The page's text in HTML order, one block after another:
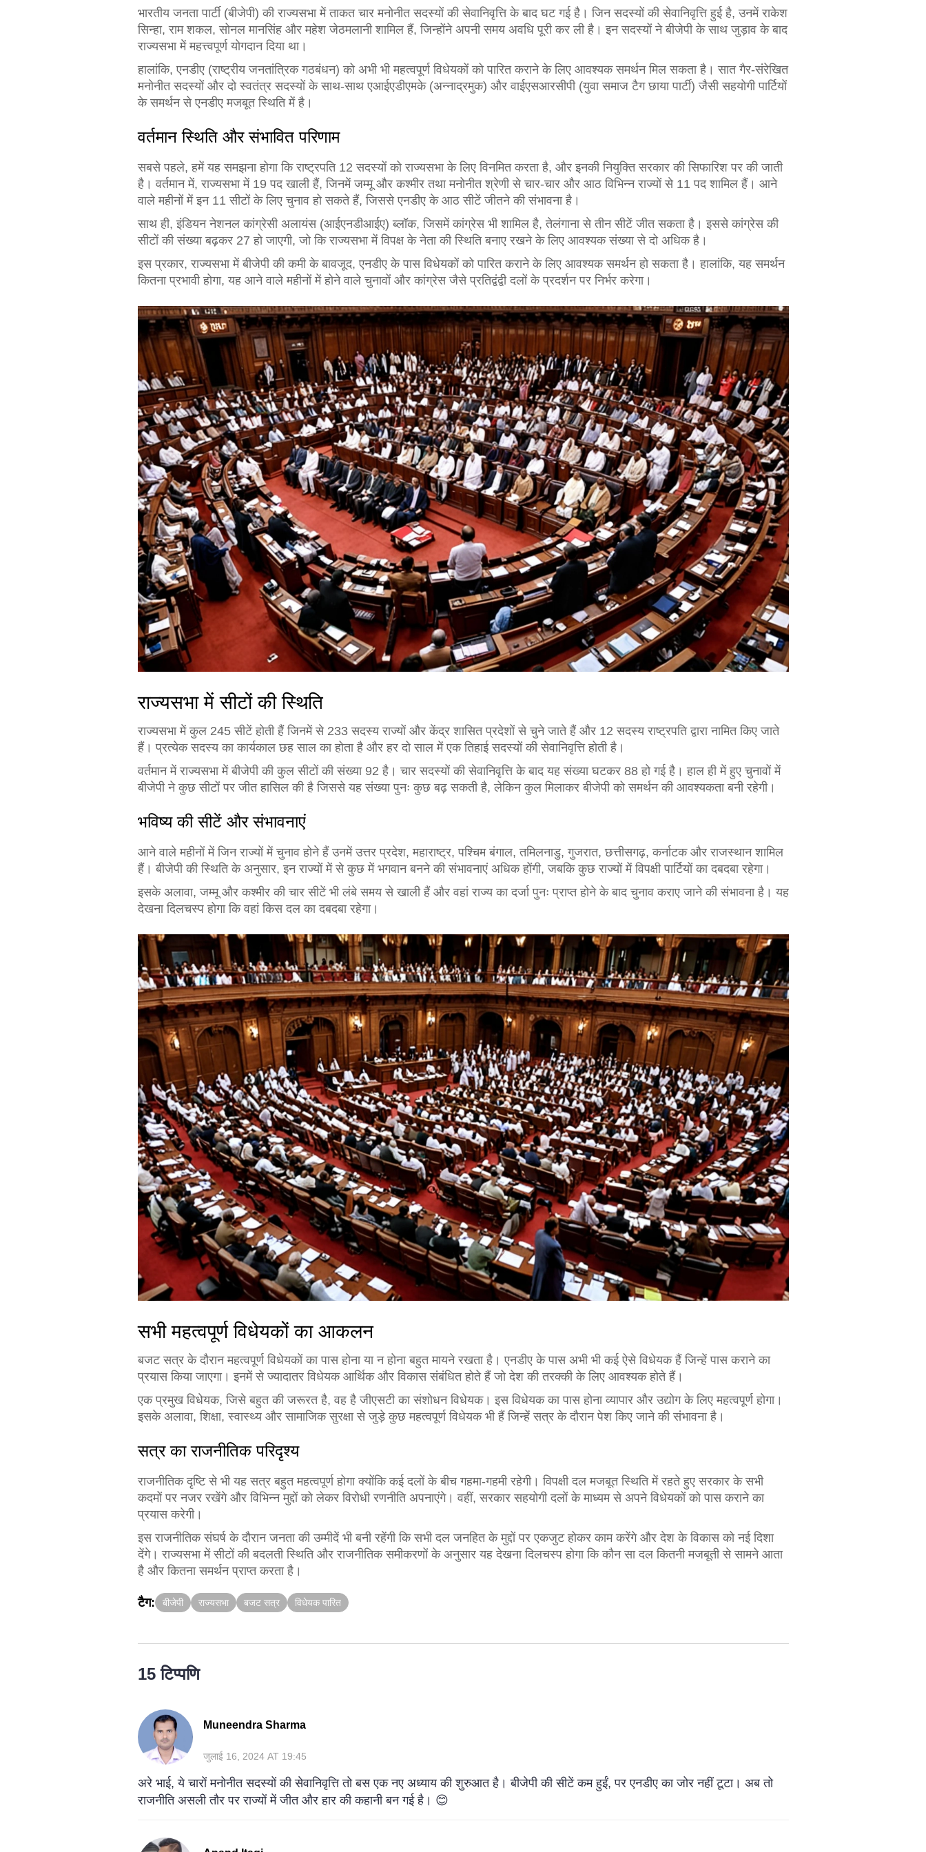
भारतीय जनता पार्टी (बीजेपी) की राज्यसभा में ताकत चार मनोनीत सदस्यों की सेवानिवृत्ति के बाद घट गई है। जिन सदस्यों की सेवानिवृत्ति हुई है, उनमें राकेश
सिन्हा, राम शकल, सोनल मानसिंह और महेश जेठमलानी शामिल हैं, जिन्होंने अपनी समय अवधि पूरी कर ली है। इन सदस्यों ने बीजेपी के साथ जुड़ाव के बाद
राज्यसभा में महत्त्वपूर्ण योगदान दिया था।
हालांकि, एनडीए (राष्ट्रीय जनतांत्रिक गठबंधन) को अभी भी महत्वपूर्ण विधेयकों को पारित कराने के लिए आवश्यक समर्थन मिल सकता है। सात गैर-संरेखित
मनोनीत सदस्यों और दो स्वतंत्र सदस्यों के साथ-साथ एआईएडीएमके (अन्नाद्रमुक) और वाईएसआरसीपी (युवा समाज टैग छाया पार्टी) जैसी सहयोगी पार्टियों
के समर्थन से एनडीए मजबूत स्थिति में है।
वर्तमान स्थिति और संभावित परिणाम
सबसे पहले, हमें यह समझना होगा कि राष्ट्रपति 12 सदस्यों को राज्यसभा के लिए विनमित करता है, और इनकी नियुक्ति सरकार की सिफारिश पर की जाती
है। वर्तमान में, राज्यसभा में 19 पद खाली हैं, जिनमें जम्मू और कश्मीर तथा मनोनीत श्रेणी से चार-चार और आठ विभिन्न राज्यों से 11 पद शामिल हैं। आने
वाले महीनों में इन 11 सीटों के लिए चुनाव हो सकते हैं, जिससे एनडीए के आठ सीटें जीतने की संभावना है।
साथ ही, इंडियन नेशनल कांग्रेसी अलायंस (आईएनडीआईए) ब्लॉक, जिसमें कांग्रेस भी शामिल है, तेलंगाना से तीन सीटें जीत सकता है। इससे कांग्रेस की
सीटों की संख्या बढ़कर 27 हो जाएगी, जो कि राज्यसभा में विपक्ष के नेता की स्थिति बनाए रखने के लिए आवश्यक संख्या से दो अधिक है।
इस प्रकार, राज्यसभा में बीजेपी की कमी के बावजूद, एनडीए के पास विधेयकों को पारित कराने के लिए आवश्यक समर्थन हो सकता है। हालांकि, यह समर्थन
कितना प्रभावी होगा, यह आने वाले महीनों में होने वाले चुनावों और कांग्रेस जैसे प्रतिद्वंद्वी दलों के प्रदर्शन पर निर्भर करेगा।
राज्यसभा में सीटों की स्थिति
राज्यसभा में कुल 245 सीटें होती हैं जिनमें से 233 सदस्य राज्यों और केंद्र शासित प्रदेशों से चुने जाते हैं और 12 सदस्य राष्ट्रपति द्वारा नामित किए जाते
हैं। प्रत्येक सदस्य का कार्यकाल छह साल का होता है और हर दो साल में एक तिहाई सदस्यों की सेवानिवृत्ति होती है।
वर्तमान में राज्यसभा में बीजेपी की कुल सीटों की संख्या 92 है। चार सदस्यों की सेवानिवृत्ति के बाद यह संख्या घटकर 88 हो गई है। हाल ही में हुए चुनावों में
बीजेपी ने कुछ सीटों पर जीत हासिल की है जिससे यह संख्या पुनः कुछ बढ़ सकती है, लेकिन कुल मिलाकर बीजेपी को समर्थन की आवश्यकता बनी रहेगी।
भविष्य की सीटें और संभावनाएं
आने वाले महीनों में जिन राज्यों में चुनाव होने हैं उनमें उत्तर प्रदेश, महाराष्ट्र, पश्चिम बंगाल, तमिलनाडु, गुजरात, छत्तीसगढ़, कर्नाटक और राजस्थान शामिल
हैं। बीजेपी की स्थिति के अनुसार, इन राज्यों में से कुछ में भगवान बनने की संभावनाएं अधिक होंगी, जबकि कुछ राज्यों में विपक्षी पार्टियों का दबदबा रहेगा।
इसके अलावा, जम्मू और कश्मीर की चार सीटें भी लंबे समय से खाली हैं और वहां राज्य का दर्जा पुनः प्राप्त होने के बाद चुनाव कराए जाने की संभावना है। यह
देखना दिलचस्प होगा कि वहां किस दल का दबदबा रहेगा।
सभी महत्वपूर्ण विधेयकों का आकलन
बजट सत्र के दौरान महत्वपूर्ण विधेयकों का पास होना या न होना बहुत मायने रखता है। एनडीए के पास अभी भी कई ऐसे विधेयक हैं जिन्हें पास कराने का
प्रयास किया जाएगा। इनमें से ज्यादातर विधेयक आर्थिक और विकास संबंधित होते हैं जो देश की तरक्की के लिए आवश्यक होते हैं।
एक प्रमुख विधेयक, जिसे बहुत की जरूरत है, वह है जीएसटी का संशोधन विधेयक। इस विधेयक का पास होना व्यापार और उद्योग के लिए महत्वपूर्ण होगा।
इसके अलावा, शिक्षा, स्वास्थ्य और सामाजिक सुरक्षा से जुड़े कुछ महत्वपूर्ण विधेयक भी हैं जिन्हें सत्र के दौरान पेश किए जाने की संभावना है।
सत्र का राजनीतिक परिदृश्य
राजनीतिक दृष्टि से भी यह सत्र बहुत महत्वपूर्ण होगा क्योंकि कई दलों के बीच गहमा-गहमी रहेगी। विपक्षी दल मजबूत स्थिति में रहते हुए सरकार के सभी
कदमों पर नजर रखेंगे और विभिन्न मुद्दों को लेकर विरोधी रणनीति अपनाएंगे। वहीं, सरकार सहयोगी दलों के माध्यम से अपने विधेयकों को पास कराने का
प्रयास करेगी।
इस राजनीतिक संघर्ष के दौरान जनता की उम्मीदें भी बनी रहेंगी कि सभी दल जनहित के मुद्दों पर एकजुट होकर काम करेंगे और देश के विकास को नई दिशा
देंगे। राज्यसभा में सीटों की बदलती स्थिति और राजनीतिक समीकरणों के अनुसार यह देखना दिलचस्प होगा कि कौन सा दल कितनी मजबूती से सामने आता
है और कितना समर्थन प्राप्त करता है।
टैग: बीजेपी राज्यसभा बजट सत्र विधेयक पारित
15 टिप्पणि
Muneendra Sharma
जुलाई 16, 2024 AT 19:45
अरे भाई, ये चारों मनोनीत सदस्यों की सेवानिवृत्ति तो बस एक नए अध्याय की शुरुआत है। बीजेपी की सीटें कम हुईं, पर एनडीए का जोर नहीं टूटा। अब तो
राजनीति असली तौर पर राज्यों में जीत और हार की कहानी बन गई है। 😊